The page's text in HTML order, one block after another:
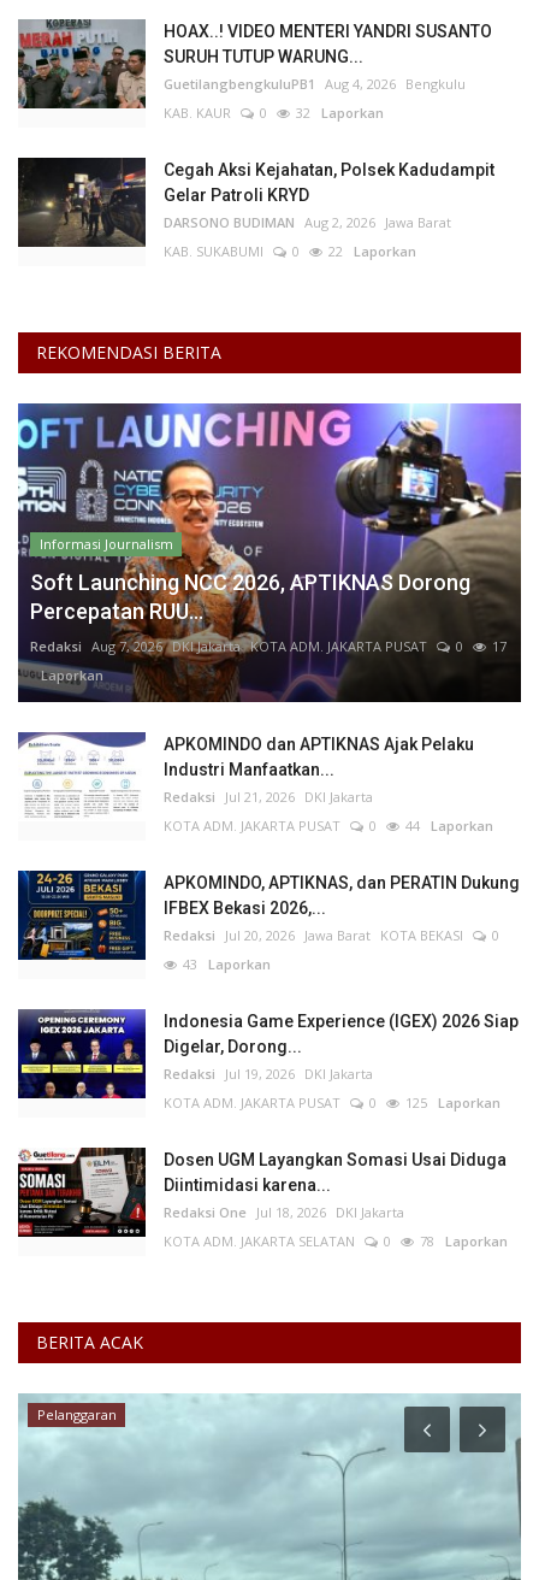
HOAX..! VIDEO MENTERI YANDRI SUSANTO
SURUH TUTUP WARUNG...
GuetilangbengkuluPB1 Aug 4, 2026 Bengkulu
KAB. KAUR
0 32 Laporkan
Cegah Aksi Kejahatan, Polsek Kadudampit
Gelar Patroli KRYD
DARSONO BUDIMAN Aug 2, 2026 Jawa Barat
KAB. SUKABUMI
0 22 Laporkan
REKOMENDASI BERITA
Informasi Journalism
Soft Launching NCC 2026, APTIKNAS Dorong
Percepatan RUU...
Redaksi Aug 7, 2026 DKI Jakarta KOTA ADM. JAKARTA PUSAT 0
17
Laporkan
APKOMINDO dan APTIKNAS Ajak Pelaku
Industri Manfaatkan...
Redaksi Jul 21, 2026 DKI Jakarta
KOTA ADM. JAKARTA PUSAT
0 44 Laporkan
APKOMINDO, APTIKNAS, dan PERATIN Dukung
IFBEX Bekasi 2026,...
Redaksi Jul 20, 2026 Jawa Barat KOTA BEKASI
0
43 Laporkan
Indonesia Game Experience (IGEX) 2026 Siap
Digelar, Dorong...
Redaksi Jul 19, 2026 DKI Jakarta
KOTA ADM. JAKARTA PUSAT
0 125 Laporkan
Dosen UGM Layangkan Somasi Usai Diduga
Diintimidasi karena...
Redaksi One Jul 18, 2026 DKI Jakarta
KOTA ADM. JAKARTA SELATAN
0 78 Laporkan
BERITA ACAK
Pelanggaran